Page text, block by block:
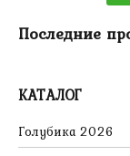
КАТАЛОГ
Голубика 2026
Последние